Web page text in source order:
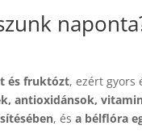
és fruktózt, ezért gyors
antioxidánsok,
, ésa bélflóra